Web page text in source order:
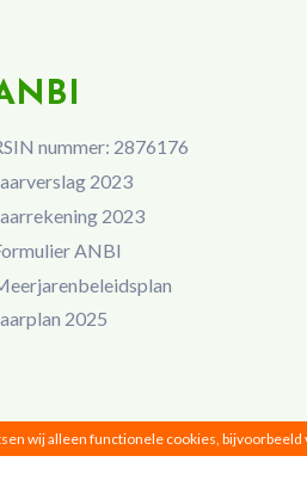
nummer: 2876176
2023
2023
ANBI
2025
wij alleen functionele cookies, bijvoorbeeld